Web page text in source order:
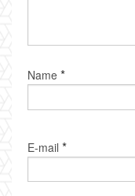
Name *
E-mail *